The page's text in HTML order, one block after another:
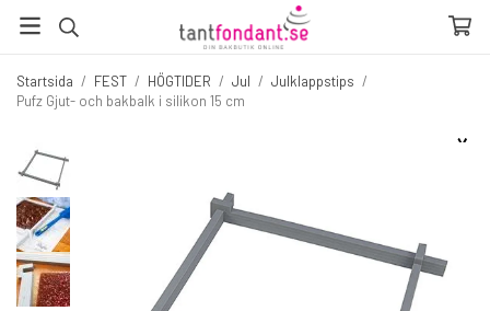
Startsida / FEST / HÖGTIDER / Jul / Julklappstips /
Pufz Gjut- och bakbalk i silikon 15 cm
☓